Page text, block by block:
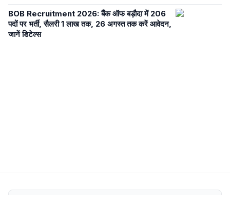
BOB Recruitment 2026: बैंक ऑफ बड़ौदा में 206
पदों पर भर्ती, सैलरी 1 लाख तक, 26 अगस्त तक करें आवेदन,
जानें डिटेल्स